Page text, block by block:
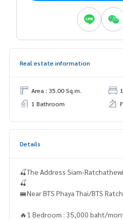
Real estate information
Area : 35.00 Sq.m.
1 Bathroom
Details
🍒The Address Siam-
🍒
🚝Near BTS Phaya Thai/BTS
🔥1 Bedroom : 35,000 baht/